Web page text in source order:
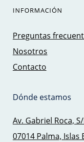
INFORMACIÓN
Preguntas
Nosotros
Contacto
Dónde estamos
Av. Gabriel Roca,
07014 Palma, Islas